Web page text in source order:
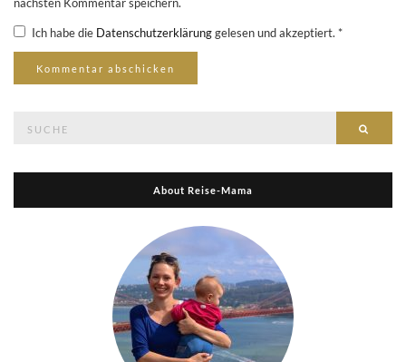
Ich habe die Datenschutzerklärunggelesen und akzeptiert. *
About Reise-Mama